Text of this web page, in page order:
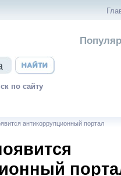
по сайту
антикоррупционный портал